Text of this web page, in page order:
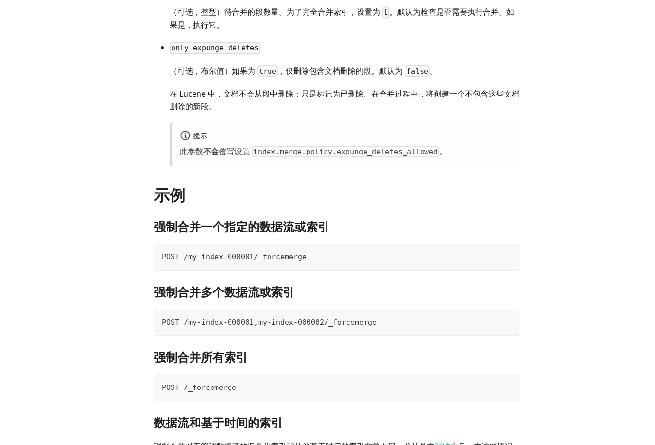
（可选，整型）待合并的段数量。为了完全合并索引，设置为 1 。默认为检查是否需要执行合并。如
果是，执行它。
only_expunge_deletes
（可选，布尔值）如果为 true ，仅删除包含文档删除的段。默认为 false。
在 Lucene 中，文档不会从段中删除；只是标记为已删除。在合并过程中，将创建一个不包含这些文档
删除的新段。
提示
此参数不会覆写设置 index.merge.policy.expunge_deletes_allowed 。
示例
强制合并一个指定的数据流或索引
POST /my-index-000001/_forcemerge
强制合并多个数据流或索引
POST /my-index-000001,my-index-000002/_forcemerge
强制合并所有索引
POST /_forcemerge
数据流和基于时间的索引